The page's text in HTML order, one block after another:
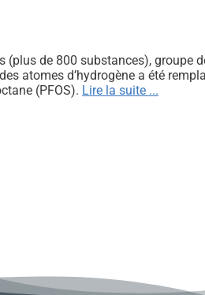
de 800 substances), groupe
atomes d’hydrogène a été
(PFOS). Lire la suite ...